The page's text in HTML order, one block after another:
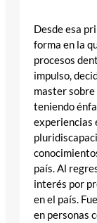
Desde esa
forma en la
procesos
impulso,
master
teniendo
experiencias
país. Al
interés por
en el país.
en personas